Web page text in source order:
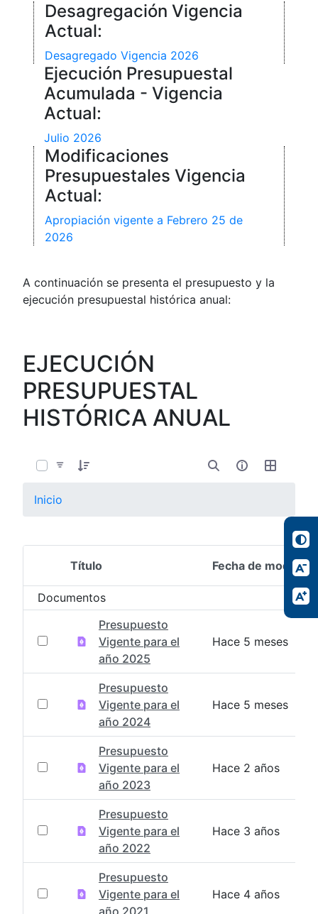
Desagregación Vigencia
Actual:
Desagregado Vigencia 2026
Ejecución Presupuestal
Acumulada - Vigencia
Actual:
Julio 2026
Modificaciones
Presupuestales Vigencia
Actual:
Apropiación vigente a Febrero 25 de
2026
A continuación se presenta el presupuesto y la
ejecución presupuestal histórica anual:
EJECUCIÓN
PRESUPUESTAL
HISTÓRICA ANUAL
Inicio
Selección del elemento
Título Fecha de
Documentos
Presupuesto
Vigente para el
año 2025
Hace 5 meses
Presupuesto
Vigente para el
año 2024
Hace 5 meses
Presupuesto
Vigente para el
año 2023
Hace 2 años
Presupuesto
Vigente para el
año 2022
Hace 3 años
Presupuesto
Vigente para el
año 2021
Hace 4 años